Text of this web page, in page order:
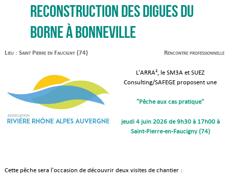
reconstruction des digues du
Borne à Bonneville
Lieu : Saint Pierre en Faucigny (74) Rencontre professionnelle
L'ARRA², le SM3A et SUEZ
Consulting/SAFEGE proposent une
"Pêche aux cas pratique"
jeudi 4 juin 2026 de 9h30 à 17h00 à
Saint-Pierre-en-Faucigny (74)
Cette pêche sera l'occasion de découvrir deux visites de chantier :